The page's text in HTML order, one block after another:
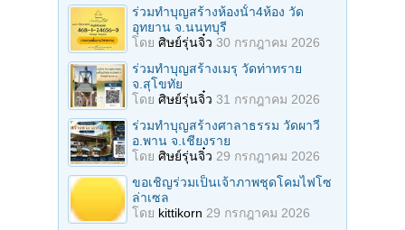
ร่วมทําบุญสร้างห้องนั้า4ห้อง วัด
อุทยาน จ.นนทบุรี
โดย ศิษย์รุ่นจิ๋ว 30 กรกฎาคม 2026
ร่วมทําบุญสร้างเมรุ วัดท่าทราย
จ.สุโขทัย
โดย ศิษย์รุ่นจิ๋ว 31 กรกฎาคม 2026
ร่วมทําบุญสร้างศาลาธรรม วัดผาวี
อ.พาน จ.เชียงราย
โดย ศิษย์รุ่นจิ๋ว 29 กรกฎาคม 2026
ขอเชิญร่วมเป็นเจ้าภาพชุดโคมไฟโซ
ล่าเซล
โดย kittikorn 29 กรกฎาคม 2026